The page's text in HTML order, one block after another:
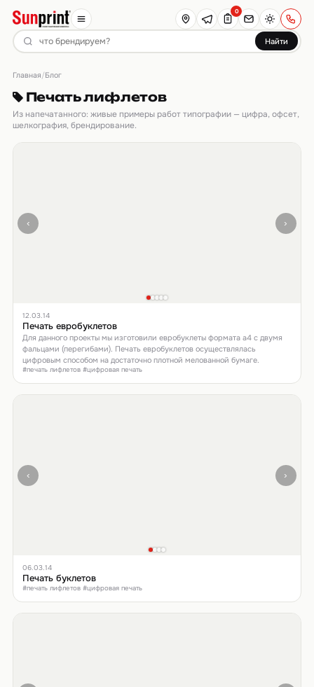
Найти
0
Главная/Блог
Печать лифлетов
Из напечатанного: живые примеры работ типографии — цифра, офсет,
шелкография, брендирование.
‹ ›
12.03.14
Печать евробуклетов
Для данного проекты мы изготовили евробуклеты формата а4 с двумя
фальцами (перегибами). Печать евробуклетов осуществлялась
цифровым способом на достаточно плотной мелованной бумаге.
#печать лифлетов #цифровая печать
‹ ›
06.03.14
Печать буклетов
#печать лифлетов #цифровая печать